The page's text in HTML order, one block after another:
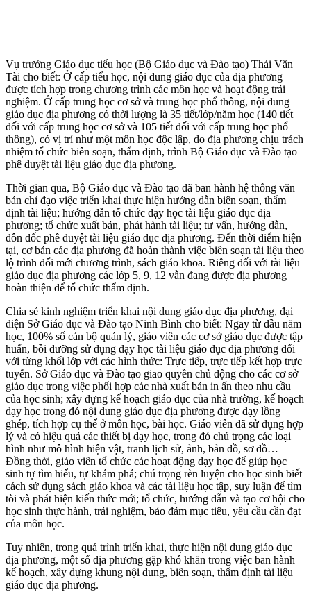
Vụ trưởng Giáo dục tiểu học (Bộ Giáo dục và Ðào tạo) Thái Văn
Tài cho biết: Ở cấp tiểu học, nội dung giáo dục của địa phương
được tích hợp trong chương trình các môn học và hoạt động trải
nghiệm. Ở cấp trung học cơ sở và trung học phổ thông, nội dung
giáo dục địa phương có thời lượng là 35 tiết/lớp/năm học (140 tiết
đối với cấp trung học cơ sở và 105 tiết đối với cấp trung học phổ
thông), có vị trí như một môn học độc lập, do địa phương chịu trách
nhiệm tổ chức biên soạn, thẩm định, trình Bộ Giáo dục và Ðào tạo
phê duyệt tài liệu giáo dục địa phương.
Thời gian qua, Bộ Giáo dục và Ðào tạo đã ban hành hệ thống văn
bản chỉ đạo việc triển khai thực hiện hướng dẫn biên soạn, thẩm
định tài liệu; hướng dẫn tổ chức dạy học tài liệu giáo dục địa
phương; tổ chức xuất bản, phát hành tài liệu; tư vấn, hướng dẫn,
đôn đốc phê duyệt tài liệu giáo dục địa phương. Ðến thời điểm hiện
tại, cơ bản các địa phương đã hoàn thành việc biên soạn tài liệu theo
lộ trình đổi mới chương trình, sách giáo khoa. Riêng đối với tài liệu
giáo dục địa phương các lớp 5, 9, 12 vẫn đang được địa phương
hoàn thiện để tổ chức thẩm định.
Chia sẻ kinh nghiệm triển khai nội dung giáo dục địa phương, đại
diện Sở Giáo dục và Ðào tạo Ninh Bình cho biết: Ngay từ đầu năm
học, 100% số cán bộ quản lý, giáo viên các cơ sở giáo dục được tập
huấn, bồi dưỡng sử dụng dạy học tài liệu giáo dục địa phương đối
với từng khối lớp với các hình thức: Trực tiếp, trực tiếp kết hợp trực
tuyến. Sở Giáo dục và Ðào tạo giao quyền chủ động cho các cơ sở
giáo dục trong việc phối hợp các nhà xuất bản in ấn theo nhu cầu
của học sinh; xây dựng kế hoạch giáo dục của nhà trường, kế hoạch
dạy học trong đó nội dung giáo dục địa phương được dạy lồng
ghép, tích hợp cụ thể ở môn học, bài học. Giáo viên đã sử dụng hợp
lý và có hiệu quả các thiết bị dạy học, trong đó chú trọng các loại
hình như mô hình hiện vật, tranh lịch sử, ảnh, bản đồ, sơ đồ…
Ðồng thời, giáo viên tổ chức các hoạt động dạy học để giúp học
sinh tự tìm hiểu, tự khám phá; chú trọng rèn luyện cho học sinh biết
cách sử dụng sách giáo khoa và các tài liệu học tập, suy luận để tìm
tòi và phát hiện kiến thức mới; tổ chức, hướng dẫn và tạo cơ hội cho
học sinh thực hành, trải nghiệm, bảo đảm mục tiêu, yêu cầu cần đạt
của môn học.
Tuy nhiên, trong quá trình triển khai, thực hiện nội dung giáo dục
địa phương, một số địa phương gặp khó khăn trong việc ban hành
kế hoạch, xây dựng khung nội dung, biên soạn, thẩm định tài liệu
giáo dục địa phương.